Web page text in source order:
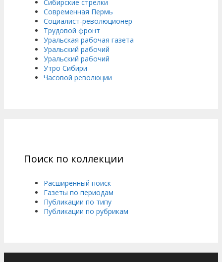
Сибирские стрелки
Современная Пермь
Социалист-революционер
Трудовой фронт
Уральская рабочая газета
Уральский рабочий
Уральский рабочий
Утро Сибири
Часовой революции
Поиск по коллекции
Расширенный поиск
Газеты по периодам
Публикации по типу
Публикации по рубрикам